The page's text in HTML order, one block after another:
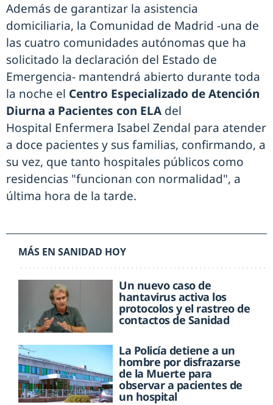
Además de garantizar la asistencia
domiciliaria, la Comunidad de Madrid -una de
las cuatro comunidades autónomas que ha
solicitado la declaración del Estado de
Emergencia- mantendrá abierto durante toda
la noche el Centro Especializado de Atención
Diurna a Pacientes con ELA del
Hospital Enfermera Isabel Zendal para atender
a doce pacientes y sus familias, confirmando, a
su vez, que tanto hospitales públicos como
residencias "funcionan con normalidad", a
última hora de la tarde.
MÁS EN SANIDAD HOY
Un nuevo caso de
hantavirus activa los
protocolos y el rastreo de
contactos de Sanidad
La Policía detiene a un
hombre por disfrazarse
de la Muerte para
observar a pacientes de
un hospital